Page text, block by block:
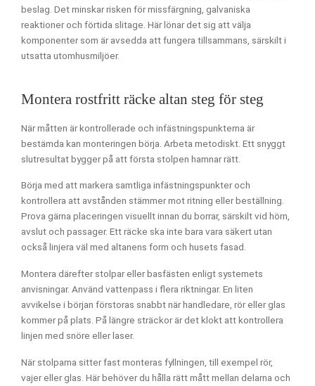
beslag. Det minskar risken för missfärgning, galvaniska
reaktioner och förtida slitage. Här lönar det sig att välja
komponenter som är avsedda att fungera tillsammans, särskilt i
utsatta utomhusmiljöer.
Montera rostfritt räcke altan steg för steg
När måtten är kontrollerade och infästningspunkterna är
bestämda kan monteringen börja. Arbeta metodiskt. Ett snyggt
slutresultat bygger på att första stolpen hamnar rätt.
Börja med att markera samtliga infästningspunkter och
kontrollera att avstånden stämmer mot ritning eller beställning.
Prova gärna placeringen visuellt innan du borrar, särskilt vid hörn,
avslut och passager. Ett räcke ska inte bara vara säkert utan
också linjera väl med altanens form och husets fasad.
Montera därefter stolpar eller basfästen enligt systemets
anvisningar. Använd vattenpass i flera riktningar. En liten
avvikelse i början förstoras snabbt när handledare, rör eller glas
kommer på plats. På längre sträckor är det klokt att kontrollera
linjen med snöre eller laser.
När stolparna sitter fast monteras fyllningen, till exempel rör,
vajer eller glas. Här behöver du hålla rätt mått mellan delarna och